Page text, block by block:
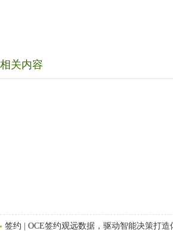
相关内容
签约 | OCE签约观远数据，驱动智能决策打造